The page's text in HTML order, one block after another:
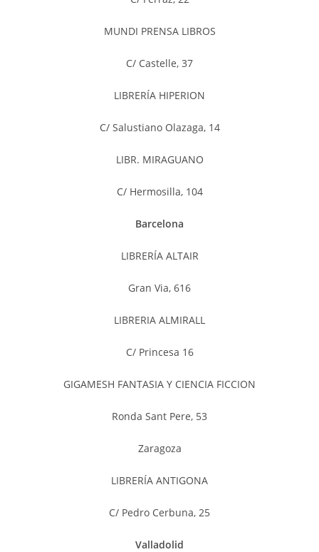
MUNDI PRENSA LIBROS
C/ Castelle, 37
LIBRERÍA HIPERION
C/ Salustiano Olazaga, 14
LIBR. MIRAGUANO
C/ Hermosilla, 104
Barcelona
LIBRERÍA ALTAIR
Gran Via, 616
LIBRERIA ALMIRALL
C/ Princesa 16
GIGAMESH FANTASIA Y CIENCIA FICCION
Ronda Sant Pere, 53
Zaragoza
LIBRERÍA ANTIGONA
C/ Pedro Cerbuna, 25
Valladolid